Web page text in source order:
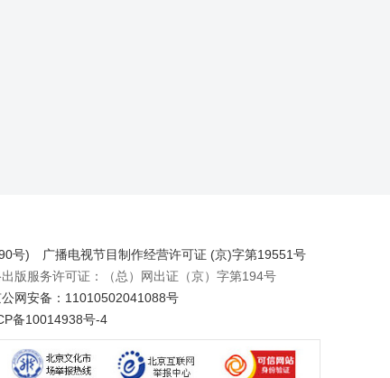
号)
广播电视节目制作经营许可证 (京)字第19551号
服务许可证：（总）网出证（京）字第194号
网安备：11010502041088号
备10014938号-4